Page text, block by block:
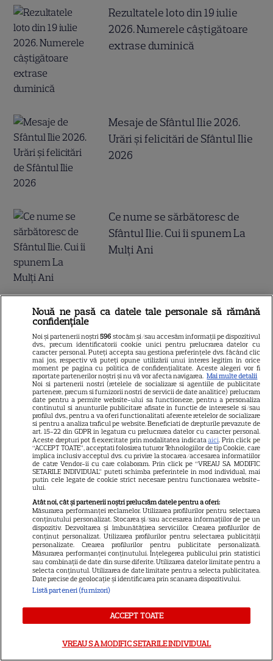
Rezultatele loto din 19 iulie
2026. Numerele câştigătoare
extrase duminică
Mesaje de Sfântul Ilie 2026.
Urări și felicitări de Sfântul Ilie
2026
Ce nume se sărbătoresc de
Sfântul Ilie. Cui îi spunem La
Mulți Ani
ALTE ARTICOLE
INTERESANTE
15
DISNEY PLUS
Ghid de streaming, 20 – 26
iulie: „Star Trek: Noi lumi
stranii” revine cu sezonul 4. Ce
filme noi intră pe Netflix și
DISNEY PLUS
În luptă cu vârsta de mijloc:
Bradley Cooper regizează
„Cum e, merge?”, o dramedie
sinceră despre divorț și
Nouă ne pasă ca datele tale personale să rămână
confidențiale
Noi și partenerii noștri596 stocăm și/sau accesăm informații pe dispozitivul
dvs., precum identificatorii cookie unici pentru prelucrarea datelor cu
caracter personal. Puteți accepta sau gestiona preferințele dvs. făcând clic
mai jos, respectiv vă puteți opune utilizării unui interes legitim în orice
moment pe pagina cu politica de confidențialitate. Aceste alegeri vor fi
raportate partenerilor noștri și nu vă vor afecta navigarea. Mai multe detalii
Noi si partenerii nostri (retelele de socializare si agentiile de publicitate
partenere, precum si furnizorii nostri de servicii de date analitice) prelucram
date pentru a permite website-ului sa functioneze, pentru a personaliza
continutul si anunturile publicitare afisate in functie de interesele si/sau
profilul dvs., pentru a va oferi functionalitati aferente retelelor de socializare
si pentru a analiza traficul pe website. Beneficiati de drepturile prevazute de
art. 15-22 din GDPR in legatura cu prelucrarea datelor cu caracter personal.
Aceste drepturi pot fi exercitate prin modalitatea indicataaici. Prin click pe
“ACCEPT TOATE”, acceptati folosirea tuturor Tehnologiilor de tip Cookie, care
implica inclusiv acceptul dvs. cu privire la stocarea/accesarea informatiilor
de catre Vendor-ii cu care colaboram. Prin click pe “VREAU SA MODIFIC
SETARILE INDIVIDUAL” puteti schimba preferintele in mod individual, mai
putin cele legate de cookie strict necesare pentru functionarea website-
ului.
Atât noi, cât și partenerii noștri prelucrăm datele pentru a oferi:
Măsurarea performanței reclamelor. Utilizarea profilurilor pentru selectarea
conținutului personalizat. Stocarea și/sau accesarea informațiilor de pe un
dispozitiv. Dezvoltarea și îmbunătățirea serviciilor. Crearea profilurilor de
conținut personalizat. Utilizarea profilurilor pentru selectarea publicității
personalizate. Crearea profilurilor pentru publicitate personalizată.
Măsurarea performanței conținutului. Înțelegerea publicului prin statistici
sau combinații de date din surse diferite. Utilizarea datelor limitate pentru a
selecta conținutul. Utilizarea de date limitate pentru a selecta publicitatea.
Date precise de geolocație și identificarea prin scanarea dispozitivului.
Listă parteneri (furnizori)
ACCEPT TOATE
VREAU SA MODIFIC SETARILE INDIVIDUAL